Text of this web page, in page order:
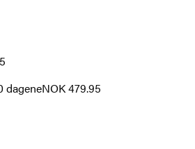
dageneNOK 479.95